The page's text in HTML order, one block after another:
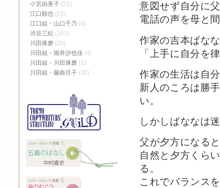
意図せず自分に
電話の声を母と
作家の吉本ばな
「上手に自分を
作家の生活は自
新人のころは勝
い。
しかしばななは
父が夕方になる
自然と夕方くら
る。
これでバランス
小宮由美子 (21)
江口順也 (15)
江口組・山口千乃 (4)
渋谷三紀 (163)
川田琢磨 (25)
川田組・堀井沙也佳 (4)
川田組・川田琢磨 (1)
川田組・藤曲旦子 (10)